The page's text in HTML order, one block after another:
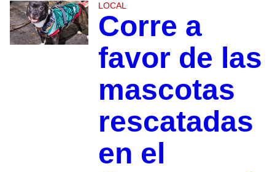
LOCAL
Corre a
favor de las
mascotas
rescatadas
en el